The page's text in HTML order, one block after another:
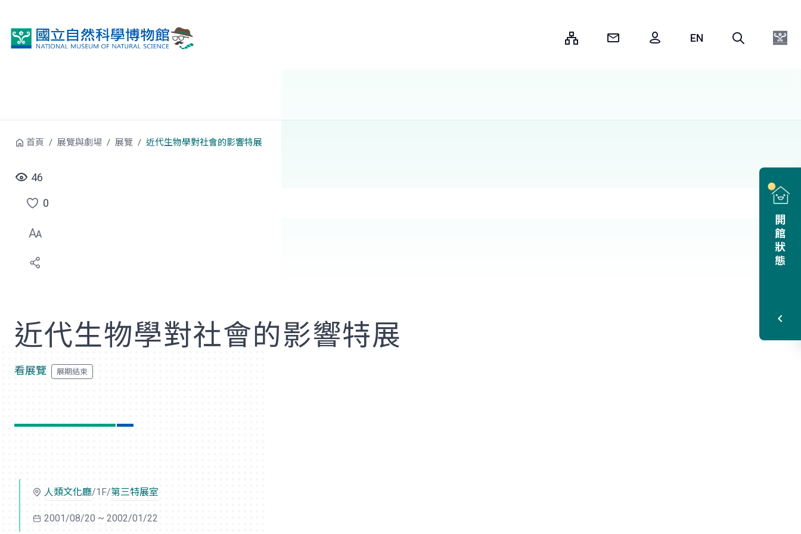
開館狀態
首頁 展覽與劇場 展覽 近代生物學對社會的影響特展
46
點
選
喜
0
近代生物學對社會的影響特展
看展覽
人類文化廳/1F/第三特展室
2001/08/20 ~ 2002/01/22